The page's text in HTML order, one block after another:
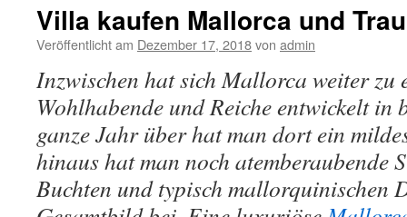
Villa kaufen Mallorca und
Veröffentlicht am Dezember 17, 2018von admin
Inzwischen hat sich Mallorca weiter zu
Wohlhabende und Reiche entwickelt in
ganze Jahr über hat man dort ein
hinaus hat man noch atemberaubende
Buchten und typisch mallorquinischen